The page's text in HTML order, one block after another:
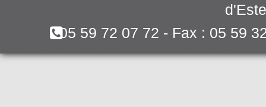
05 59 72 07 72 - Fax : 05 59